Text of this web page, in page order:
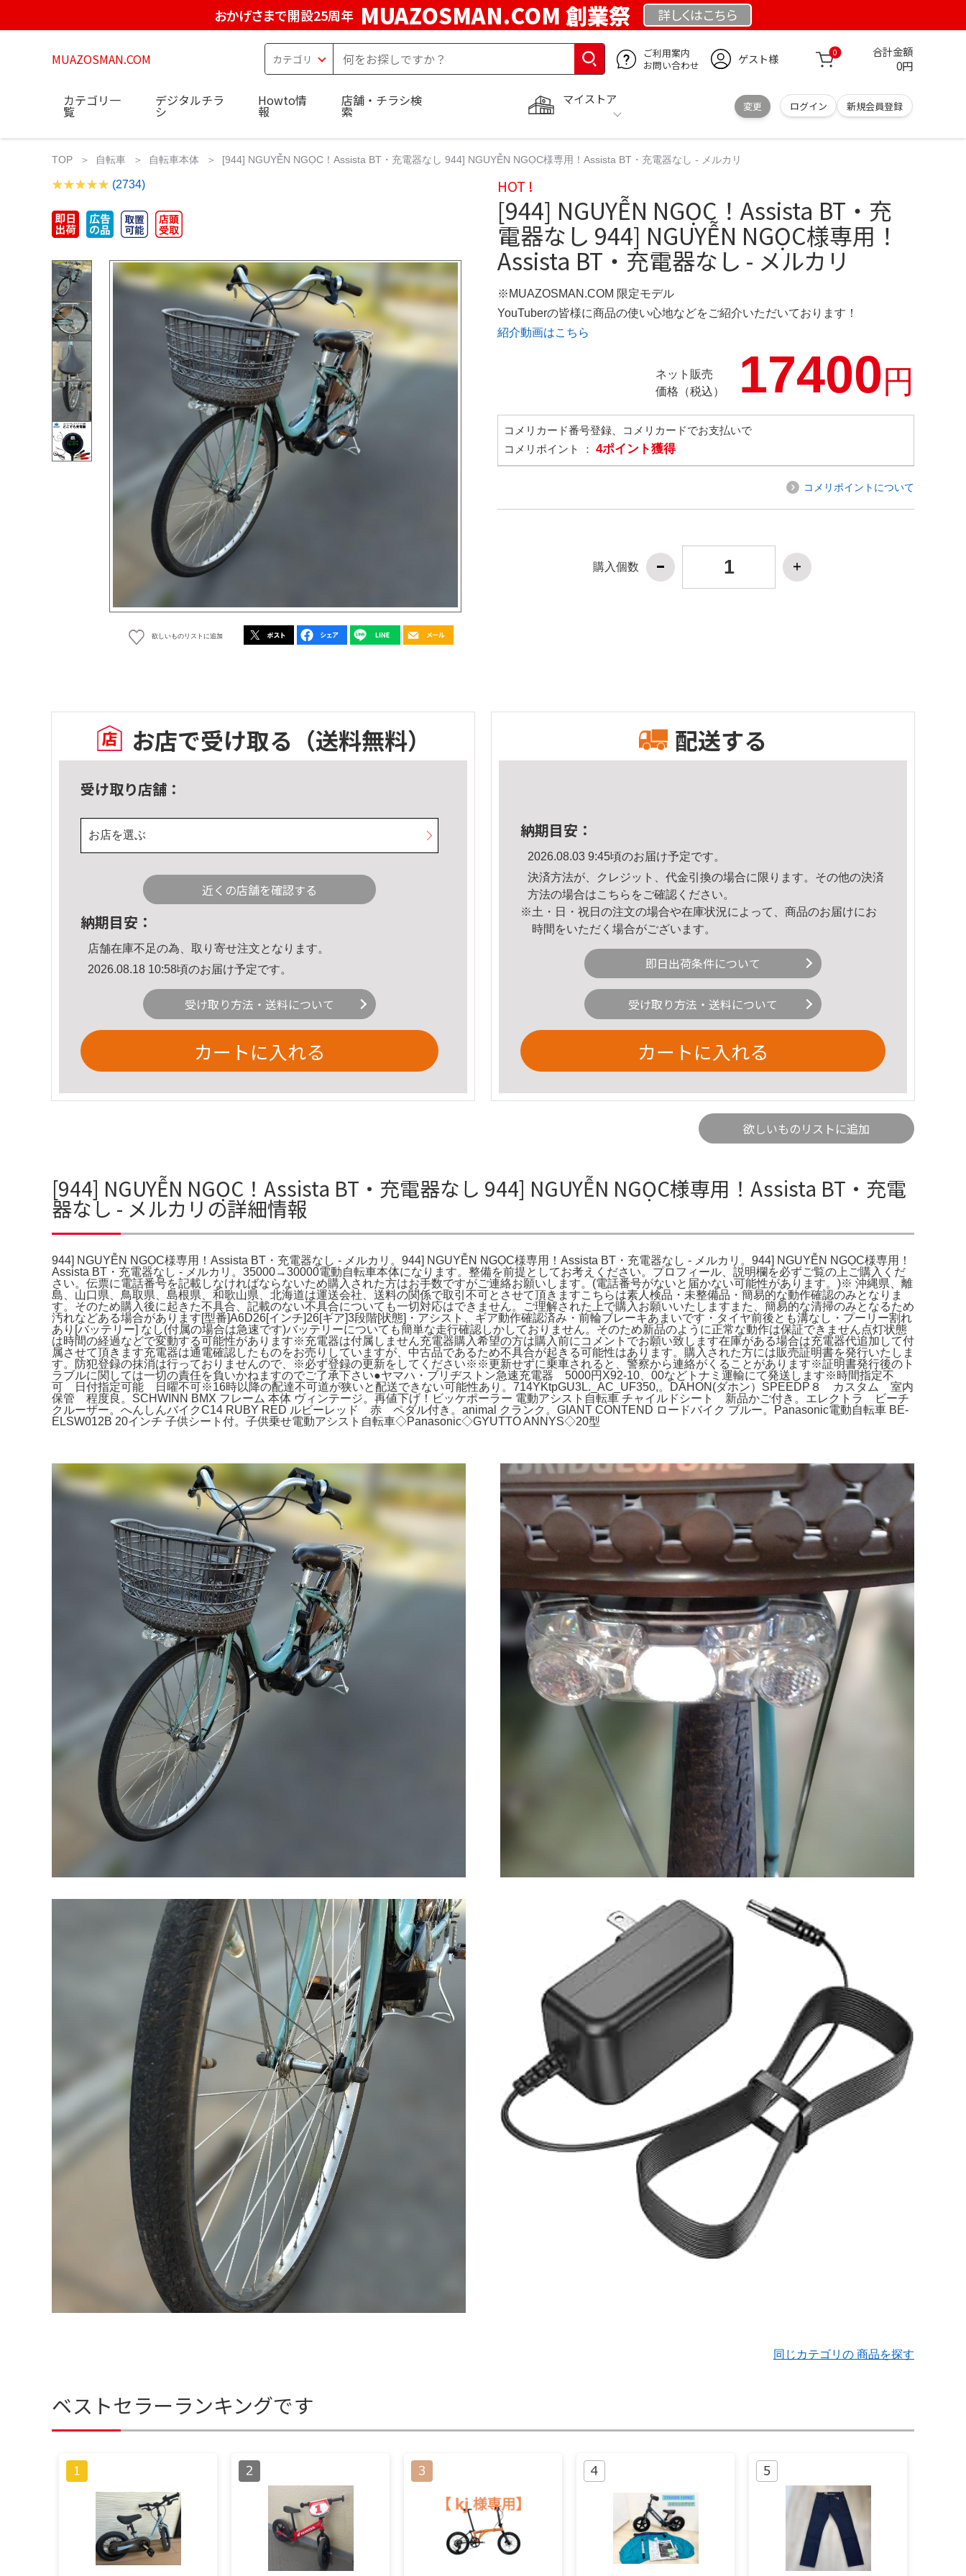
おかげさまで開設25周年 MUAZOSMAN.COM 創業祭 詳しくはこちら
MUAZOSMAN.COM
ご利用案内
お問い合わせ
ゲスト様 0 合計金額
0円
マイストア
変更 ログイン 新規会員登録
カテゴリ一
覧
デジタルチラ
シ
Howto情
報
店舗・チラシ検
索
TOP 自転車 自転車本体 [944] NGUYỄN NGỌC！Assista BT・充電器なし 944] NGUYỄN NGỌC様専用！Assista BT・充電器なし - メルカリ
(2734)
欲しいものリストに追加
HOT !
[944] NGUYỄN NGỌC！Assista BT・充
電器なし 944] NGUYỄN NGỌC様専用！
Assista BT・充電器なし - メルカリ
※MUAZOSMAN.COM 限定モデル
YouTuberの皆様に商品の使い心地などをご紹介いただいております！
紹介動画はこちら
ネット販売
価格（税込）
17400円
コメリカード番号登録、コメリカードでお支払いで
コメリポイント ： 4ポイント獲得
コメリポイントについて
購入個数
お店で受け取る （送料無料）
受け取り店舗：
お店を選ぶ
近くの店舗を確認する
納期目安：
店舗在庫不足の為、取り寄せ注文となります。
2026.08.18 10:58頃のお届け予定です。
受け取り方法・送料について
カートに入れる
配送する
納期目安：
2026.08.03 9:45頃のお届け予定です。
決済方法が、クレジット、代金引換の場合に限ります。その他の決済
方法の場合はこちら をご確認ください。
※土・日・祝日の注文の場合や在庫状況によって、商品のお届けにお
時間をいただく場合がございます。
即日出荷条件について
受け取り方法・送料について
カートに入れる
欲しいものリストに追加
[944] NGUYỄN NGỌC！Assista BT・充電器なし 944] NGUYỄN NGỌC様専用！Assista BT・充電
器なし - メルカリの詳細情報
944] NGUYỄN NGỌC様専用！Assista BT・充電器なし - メルカリ。944] NGUYỄN NGỌC様専用！Assista BT・充電器なし - メルカリ。944] NGUYỄN NGỌC様専用！
Assista BT・充電器なし - メルカリ。35000→30000電動自転車本体になります。整備を前提としてお考えください。プロフィール、説明欄を必ずご覧の上ご購入くだ
さい。伝票に電話番号を記載しなければならないため購入された方はお手数ですがご連絡お願いします。(電話番号がないと届かない可能性があります。)※ 沖縄県、離
島、山口県、鳥取県、島根県、和歌山県、北海道は運送会社、送料の関係で取引不可とさせて頂きますこちらは素人検品・未整備品・簡易的な動作確認のみとなりま
す。そのため購入後に起きた不具合、記載のない不具合についても一切対応はできません。ご理解された上で購入お願いいたしますまた、簡易的な清掃のみとなるため
汚れなどある場合があります[型番]A6D26[インチ]26[ギア]3段階[状態]・アシスト、ギア動作確認済み・前輪ブレーキあまいです・タイヤ前後とも溝なし・プーリー割れ
あり[バッテリー] なし(付属の場合は急速です)バッテリーについても簡単な走行確認しかしておりません。そのため新品のように正常な動作は保証できません点灯状態
は時間の経過などで変動する可能性があります※充電器は付属しません充電器購入希望の方は購入前にコメントでお願い致します在庫がある場合は充電器代追加して付
属させて頂きます充電器は通電確認したものをお売りしていますが、中古品であるため不具合が起きる可能性はあります。購入された方には販売証明書を発行いたしま
す。防犯登録の抹消は行っておりませんので、※必ず登録の更新をしてください※※更新せずに乗車されると、警察から連絡がくることがあります※証明書発行後のト
ラブルに関しては一切の責任を負いかねますのでご了承下さい●ヤマハ・ブリヂストン急速充電器 5000円X92-10、00などトナミ運輸にて発送します※時間指定不
可 日付指定可能 日曜不可※16時以降の配達不可道が狭いと配送できない可能性あり。714YKtpGU3L._AC_UF350,。DAHON(ダホン）SPEEDP８ カスタム 室内
保管 程度良。SCHWINN BMX フレーム 本体 ヴィンテージ。再値下げ！ビッケポーラー 電動アシスト自転車 チャイルドシート 新品かご付き。エレクトラ ビーチ
クルーザー。へんしんバイクC14 RUBY RED ルビーレッド 赤 ペダル付き。animal クランク。GIANT CONTEND ロードバイク ブルー。Panasonic電動自転車 BE-
ELSW012B 20インチ 子供シート付。子供乗せ電動アシスト自転車◇Panasonic◇GYUTTO ANNYS◇20型
同じカテゴリの 商品を探す
ベストセラーランキングです